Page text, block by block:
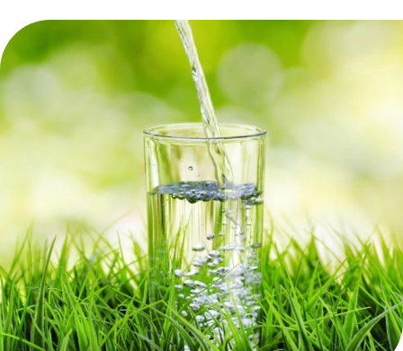
méretező alkalmazás
referenciák
letöltések
kapcsolat
english